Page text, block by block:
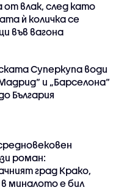
влак, след като
ѝ количка се
във вагона
Суперкупа води
и „Барселона“
България
роман:
град Крако,
миналото е бил